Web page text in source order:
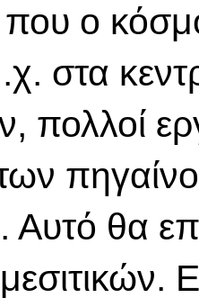
ο
στα
πολλοί
Αυτό θα